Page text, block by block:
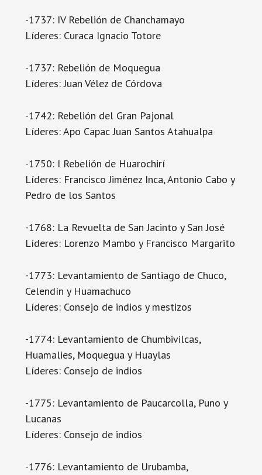
-1737: IV Rebelión de Chanchamayo
Líderes: Curaca Ignacio Totore
-1737: Rebelión de Moquegua
Líderes: Juan Vélez de Córdova
-1742: Rebelión del Gran Pajonal
Líderes: Apo Capac Juan Santos Atahualpa
-1750: I Rebelión de Huarochirí
Líderes: Francisco Jiménez Inca, Antonio Cabo y
Pedro de los Santos
-1768: La Revuelta de San Jacinto y San José
Líderes: Lorenzo Mambo y Francisco Margarito
-1773: Levantamiento de Santiago de Chuco,
Celendín y Huamachuco
Líderes: Consejo de indios y mestizos
-1774: Levantamiento de Chumbivilcas,
Huamalies, Moquegua y Huaylas
Líderes: Consejo de indios
-1775: Levantamiento de Paucarcolla, Puno y
Lucanas
Líderes: Consejo de indios
-1776: Levantamiento de Urubamba,